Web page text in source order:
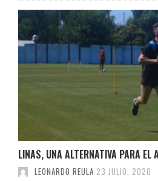
LINAS, UNA ALTERNATIVA PARA EL
LEONARDO REULA 23 JULIO, 2020